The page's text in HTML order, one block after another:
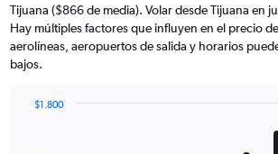
Tijuana ($866 de media). Volar desde Tijuana en
Hay múltiples factores que influyen en el precio
aerolíneas, aeropuertos de salida y horarios
bajos.
$1.800